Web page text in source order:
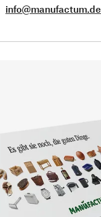
info@manufactum.de